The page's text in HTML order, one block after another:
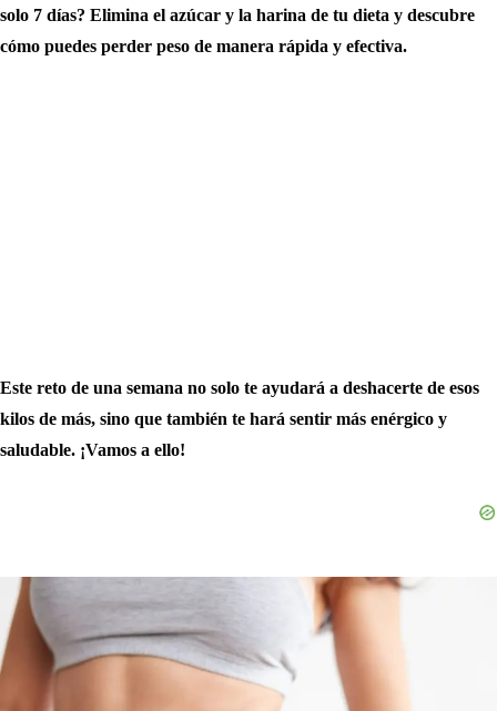
solo 7 días? Elimina el azúcar y la harina de tu dieta y descubre
cómo puedes perder peso de manera rápida y efectiva.
Este reto de una semana no solo te ayudará a deshacerte de esos
kilos de más, sino que también te hará sentir más enérgico y
saludable. ¡Vamos a ello!